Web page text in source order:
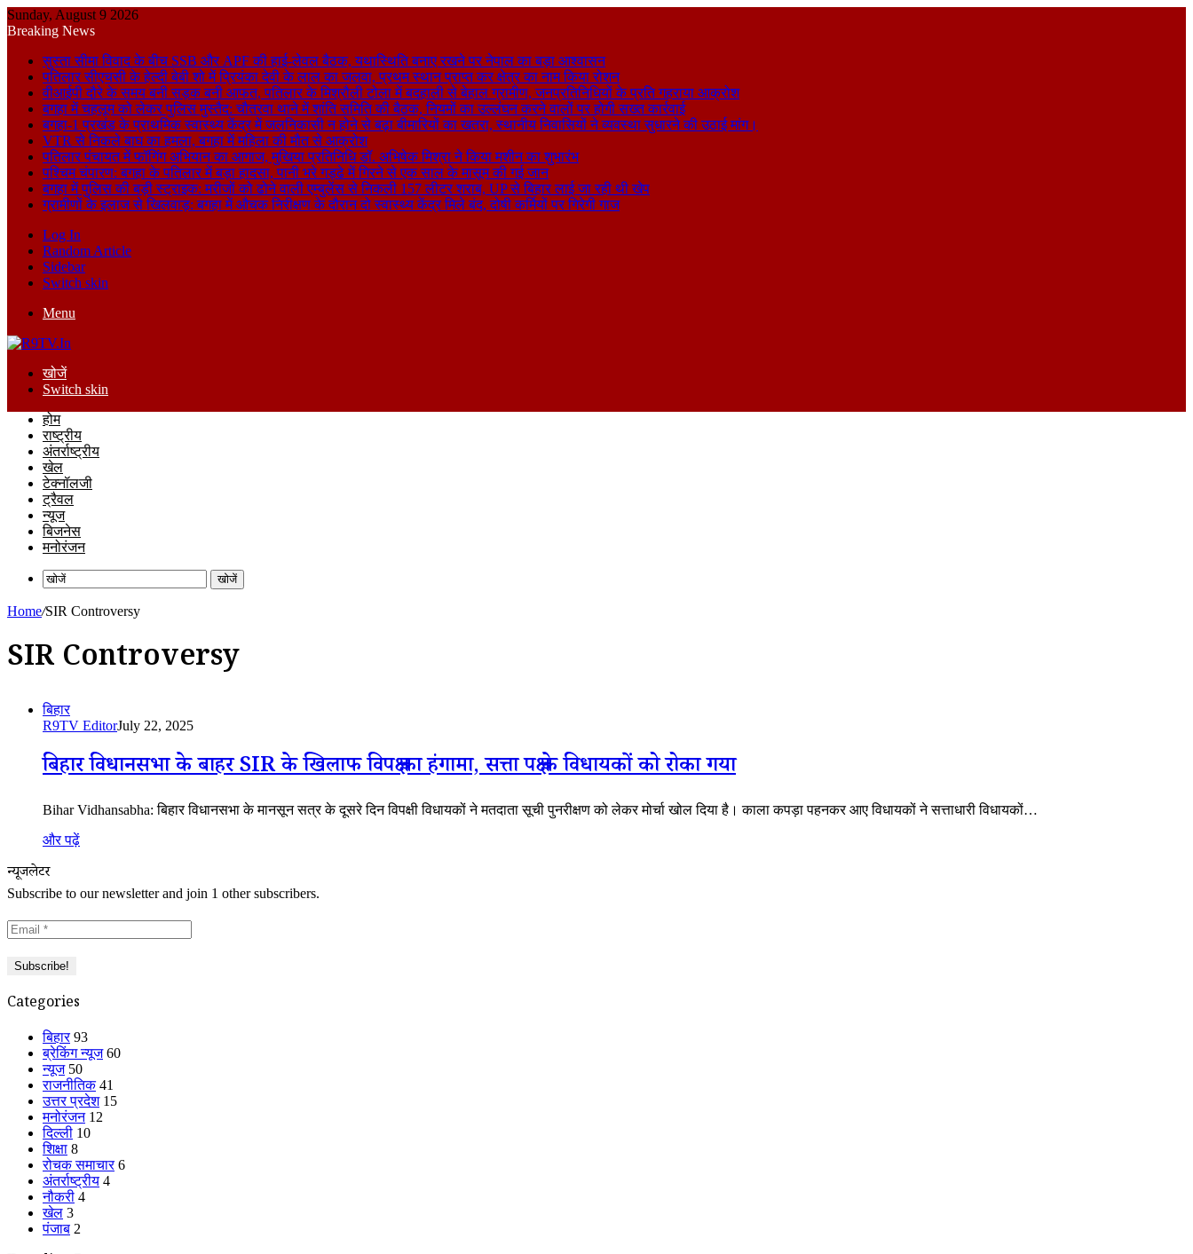
Sunday, August 9 2026
Breaking News
सुस्ता सीमा विवाद के बीच SSB और APF की हाई-लेवल बैठक, यथास्थिति बनाए रखने पर नेपाल का बड़ा आश्वासन
पतिलार सीएचसी के हेल्दी बेबी शो में प्रियंका देवी के लाल का जलवा, प्रथम स्थान प्राप्त कर क्षेत्र का नाम किया रोशन
वीआईपी दौरे के समय बनी सड़क बनी आफत, पतिलार के मिश्रौली टोला में बदहाली से बेहाल ग्रामीण, जनप्रतिनिधियों के प्रति गहराया आक्रोश
बगहा में चहलूम को लेकर पुलिस मुस्तैद: चौतरवा थाने में शांति समिति की बैठक, नियमों का उल्लंघन करने वालों पर होगी सख्त कार्रवाई
बगहा-1 प्रखंड के प्राथमिक स्वास्थ्य केंद्र में जलनिकासी न होने से बढ़ा बीमारियों का खतरा, स्थानीय निवासियों ने व्यवस्था सुधारने की उठाई मांग।
VTR से निकले बाघ का हमला, बगहा में महिला की मौत से आक्रोश
पतिलार पंचायत में फॉगिंग अभियान का आगाज, मुखिया प्रतिनिधि डॉ. अभिषेक मिश्रा ने किया मशीन का शुभारंभ
पश्चिम चंपारण: बगहा के पतिलार में बड़ा हादसा, पानी भरे गड्ढे में गिरने से एक साल के मासूम की गई जान
बगहा में पुलिस की बड़ी स्ट्राइक: मरीजों को ढोने वाली एम्बुलेंस से निकली 157 लीटर शराब, UP से बिहार लाई जा रही थी खेप
ग्रामीणों के इलाज से खिलवाड़: बगहा में औचक निरीक्षण के दौरान दो स्वास्थ्य केंद्र मिले बंद, दोषी कर्मियों पर गिरेगी गाज
Log In
Random Article
Sidebar
Switch skin
Menu
खोजें
Switch skin
होम
राष्ट्रीय
अंतर्राष्ट्रीय
खेल
टेक्नॉलजी
ट्रैवल
न्यूज
बिजनेस
मनोरंजन
खोजें
Home/SIR Controversy
SIR Controversy
बिहार
R9TV EditorJuly 22, 2025
बिहार विधानसभा के बाहर SIR के खिलाफ विपक्ष का हंगामा, सत्ता पक्ष के विधायकों को रोका गया
Bihar Vidhansabha: बिहार विधानसभा के मानसून सत्र के दूसरे दिन विपक्षी विधायकों ने मतदाता सूची पुनरीक्षण को लेकर मोर्चा खोल दिया है। काला कपड़ा पहनकर आए विधायकों ने सत्ताधारी विधायकों…
और पढ़ें
न्यूजलेटर
Subscribe to our newsletter and join 1 other subscribers.
Categories
बिहार 93
ब्रेकिंग न्यूज 60
न्यूज 50
राजनीतिक 41
उत्तर प्रदेश 15
मनोरंजन 12
दिल्ली 10
शिक्षा 8
रोचक समाचार 6
अंतर्राष्ट्रीय 4
नौकरी 4
खेल 3
पंजाब 2